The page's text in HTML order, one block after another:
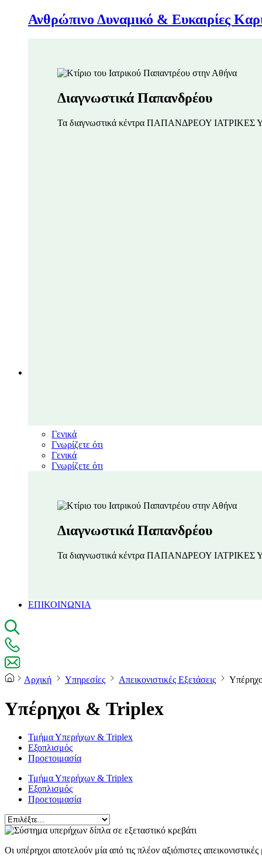
Ανθρώπινο Δυναμικό & Ευκαιρίες
Διαγνωστικά Παπανδρέου
Τα διαγνωστικά κέντρα ΠΑΠΑΝΔΡΕΟΥ ΙΑΤΡΙΚΕΣ
Γενικά
Γνωρίζετε ότι
Γενικά
Γνωρίζετε ότι
Διαγνωστικά Παπανδρέου
Τα διαγνωστικά κέντρα ΠΑΠΑΝΔΡΕΟΥ ΙΑΤΡΙΚΕΣ
ΕΠΙΚΟΙΝΩΝΙΑ
Αρχική Υπηρεσίες Απεικονιστικές Εξετάσεις
Υπέρηχοι & Triplex
Τμήμα Υπερήχων & Triplex
Εξοπλισμός
Προετοιμασία
Τμήμα Υπερήχων & Triplex
Εξοπλισμός
Προετοιμασία
Οι υπέρηχοι αποτελούν μία από τις πλέον αξιόπιστες